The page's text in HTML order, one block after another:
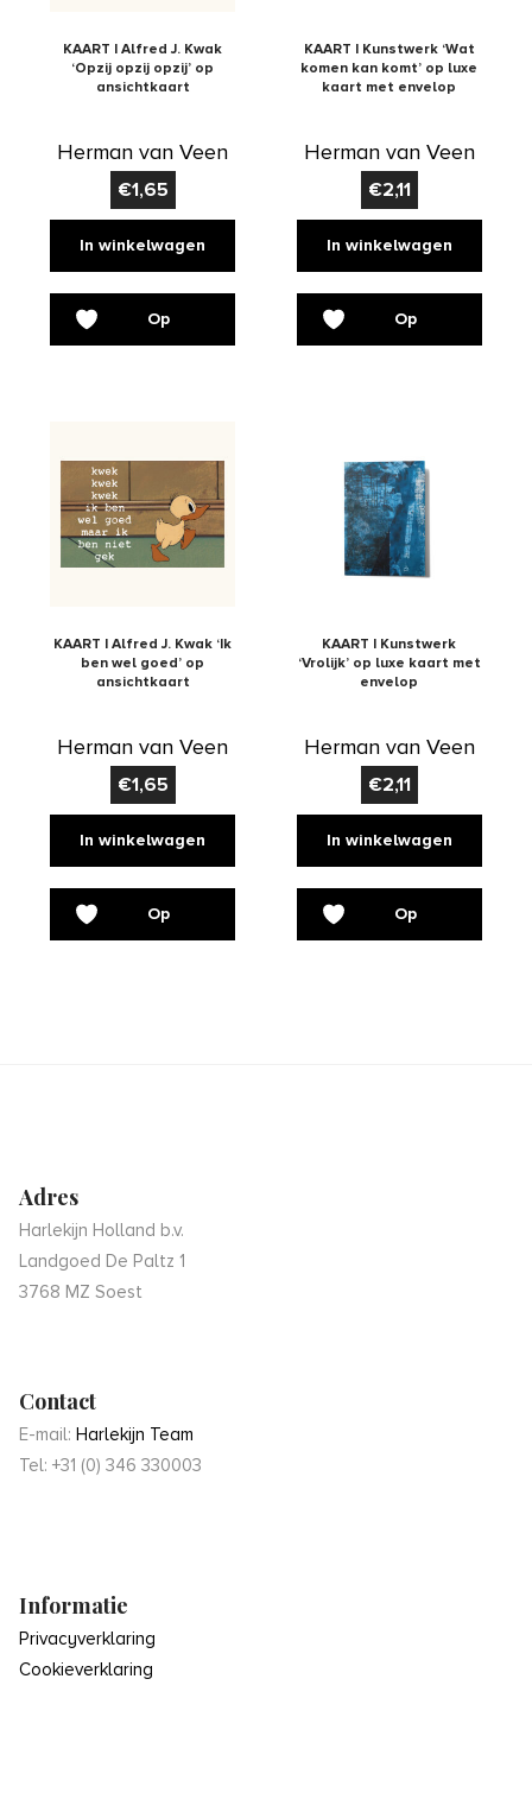
KAART | Alfred J. Kwak
‘Opzij opzij opzij’ op
ansichtkaart
Herman van Veen
€1,65
In winkelwagen
Op
KAART | Kunstwerk ‘Wat
komen kan komt’ op luxe
kaart met envelop
Herman van Veen
€2,11
In winkelwagen
Op
KAART | Alfred J. Kwak ‘Ik
ben wel goed’ op
ansichtkaart
Herman van Veen
€1,65
In winkelwagen
Op
KAART | Kunstwerk
‘Vrolijk’ op luxe kaart met
envelop
Herman van Veen
€2,11
In winkelwagen
Op
Adres
Harlekijn Holland b.v.
Landgoed De Paltz 1
3768 MZ Soest
Contact
E-mail: Harlekijn Team
Tel: +31 (0) 346 330003
Informatie
Privacyverklaring
Cookieverklaring